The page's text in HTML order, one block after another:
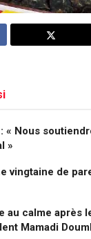
« Nous
»
vingtaine de
au calme après
Mamadi